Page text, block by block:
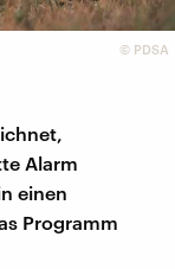
© PDSA
Alarm
einen
Programm